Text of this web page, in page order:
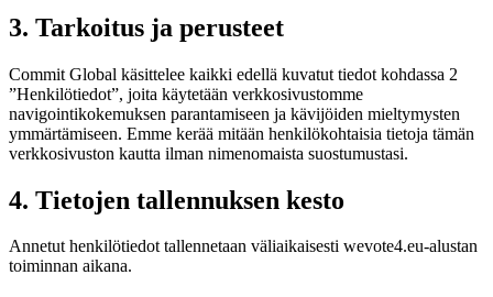
3. Tarkoitus ja perusteet
Commit Global käsittelee kaikki edellä kuvatut tiedot kohdassa 2
”Henkilötiedot”, joita käytetään verkkosivustomme
navigointikokemuksen parantamiseen ja kävijöiden mieltymysten
ymmärtämiseen. Emme kerää mitään henkilökohtaisia tietoja tämän
verkkosivuston kautta ilman nimenomaista suostumustasi.
4. Tietojen tallennuksen kesto
Annetut henkilötiedot tallennetaan väliaikaisesti wevote4.eu-alustan
toiminnan aikana.